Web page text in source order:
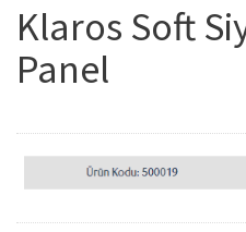
Klaros Soft
Panel